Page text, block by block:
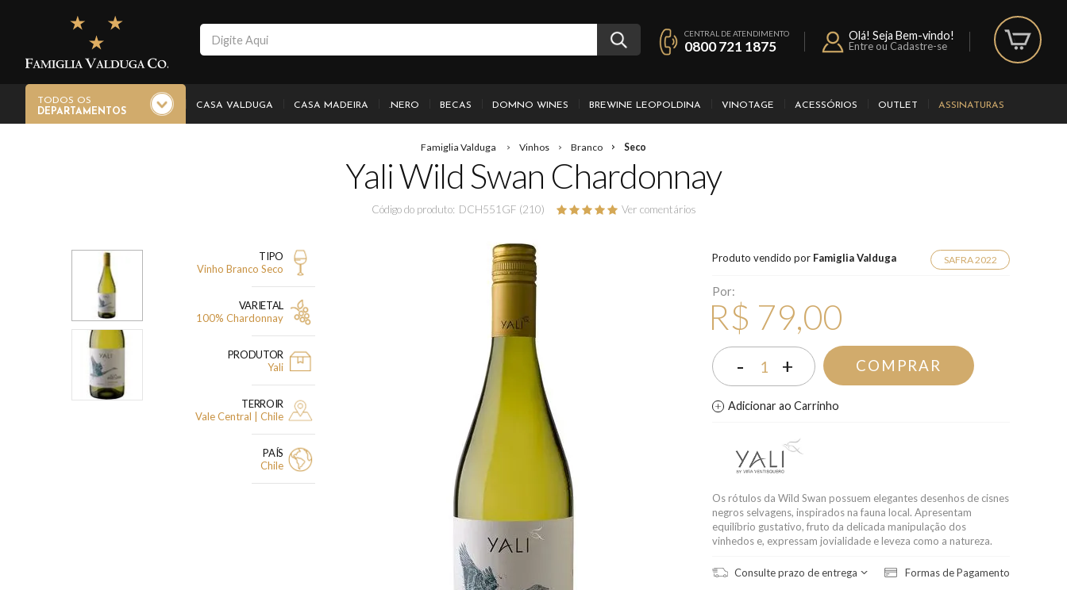
CENTRAL DE ATENDIMENTO
0800 721 1875
Olá! Seja Bem-vindo!
Entre ou Cadastre-se
TODOS OS
DEPARTAMENTOS
CASA VALDUGA CASA MADEIRA .NERO BECAS DOMNO WINES BREWINE LEOPOLDINA VINOTAGE ACESSÓRIOS OUTLET ASSINATURAS
Famiglia Valduga Vinhos Branco Seco
Yali Wild Swan Chardonnay
Código do produto: DCH551GF (210) Ver comentários
TIPO
Vinho Branco Seco
VARIETAL
100% Chardonnay
PRODUTOR
Yali
TERROIR
Vale Central | Chile
PAÍS
Chile
Produto vendido por Famiglia Valduga SAFRA 2022
Por:
R$ 79,00
- 1 + COMPRAR
Adicionar ao Carrinho
Os rótulos da Wild Swan possuem elegantes desenhos de cisnes
negros selvagens, inspirados na fauna local. Apresentam
equilíbrio gustativo, fruto da delicada manipulação dos
vinhedos e, expressam jovialidade e leveza como a natureza.
Consulte prazo de entrega Formas de Pagamento